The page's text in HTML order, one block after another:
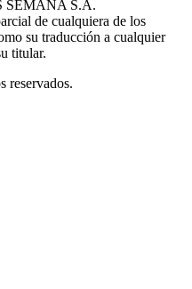
SEMANA S.A.
de cualquiera de los
su traducción a cualquier
titular.
reservados.